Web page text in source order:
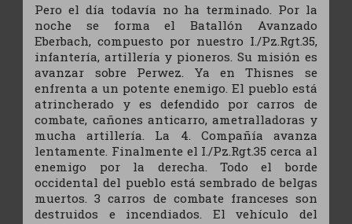
Pero el día todavía no ha terminado. Por la
noche se forma el Batallón Avanzado
Eberbach, compuesto por nuestro I./Pz.Rgt.35,
infantería, artillería y pioneros. Su misión es
avanzar sobre Perwez. Ya en Thisnes se
enfrenta a un potente enemigo. El pueblo está
atrincherado y es defendido por carros de
combate, cañones anticarro, ametralladoras y
mucha artillería. La 4. Compañía avanza
lentamente. Finalmente el I./Pz.Rgt.35 cerca al
enemigo por la derecha. Todo el borde
occidental del pueblo está sembrado de belgas
muertos. 3 carros de combate franceses son
destruidos e incendiados. El vehículo del